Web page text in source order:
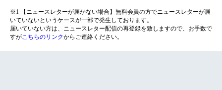
※1 【ニュースレターが届かない場合】無料会員の方でニュースレターが届
いていないというケースが一部で発生しております。
届いていない方は、ニュースレター配信の再登録を致しますので、お手数で
すがこちらのリンクからご連絡ください。